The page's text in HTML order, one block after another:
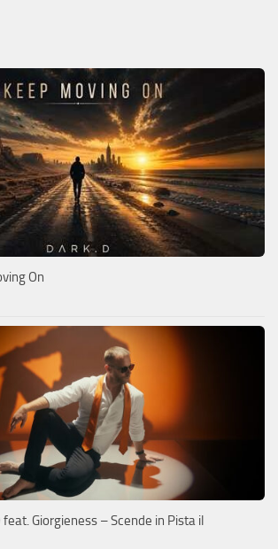
On
feat. Giorgieness – Scende in Pista il